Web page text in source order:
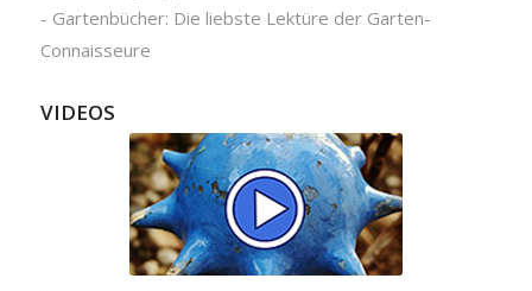
- Gartenbücher: Die liebste Lektüre der Garten-
Connaisseure
VIDEOS